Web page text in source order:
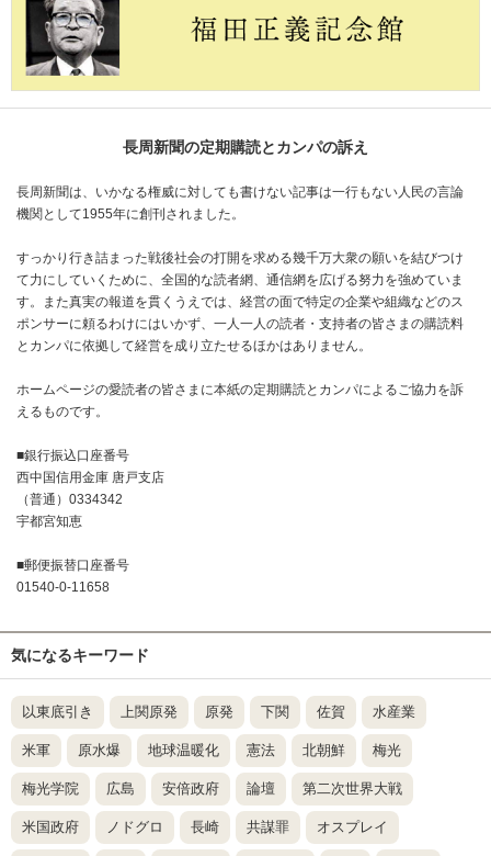
長周新聞の定期購読とカンパの訴え
長周新聞は、いかなる権威に対しても書けない記事は一行もない人民の言論
機関として1955年に創刊されました。
すっかり行き詰まった戦後社会の打開を求める幾千万大衆の願いを結びつけ
て力にしていくために、全国的な読者網、通信網を広げる努力を強めていま
す。また真実の報道を貫くうえでは、経営の面で特定の企業や組織などのス
ポンサーに頼るわけにはいかず、一人一人の読者・支持者の皆さまの購読料
とカンパに依拠して経営を成り立たせるほかはありません。
ホームページの愛読者の皆さまに本紙の定期購読とカンパによるご協力を訴
えるものです。
■銀行振込口座番号
西中国信用金庫 唐戸支店
（普通）0334342
宇都宮知恵
■郵便振替口座番号
01540-0-11658
気になるキーワード
以東底引き 上関原発 原発 下関 佐賀 水産業
米軍 原水爆 地球温暖化 憲法 北朝鮮 梅光
梅光学院 広島 安倍政府 論壇 第二次世界大戦
米国政府 ノドグロ 長崎 共謀罪 オスプレイ